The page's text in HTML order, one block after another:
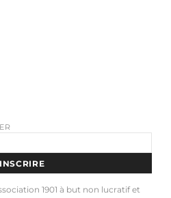
1901 à but non lucratif et